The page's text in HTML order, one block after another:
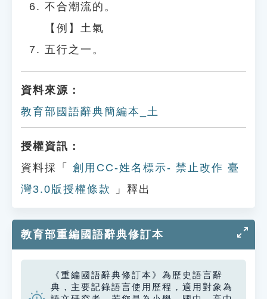
不合潮流的。
【例】土氣
五行之一。
資料來源：
教育部國語辭典簡編本_土
授權資訊：
資料採「
創用CC-姓名標示- 禁止改作 臺
灣3.0版授權條款
」釋出
教育部重編國語辭典修訂本
《重編國語辭典修訂本》為歷史語言辭
典，主要記錄語言使用歷程，適用對象為